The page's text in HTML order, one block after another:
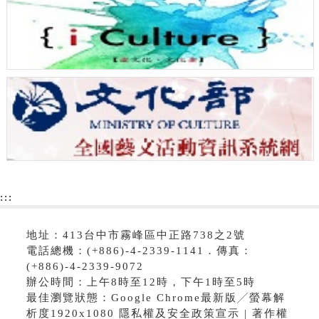
:::
地址：413台中市霧峰區中正路738之2號
電話總機：(+886)-4-2339-1141．傳真：
(+886)-4-2339-9072
辦公時間：上午8時至12時，下午1時至5時
最佳瀏覽狀態：Google Chrome最新版╱螢幕解
析度1920x1080 隱私權及安全政策宣示 | 著作權